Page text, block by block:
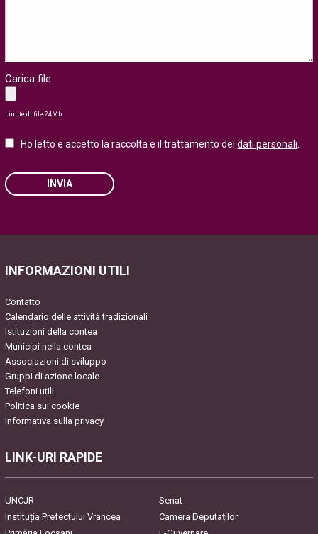
Carica file
Limite di file 24Mb
Ho letto e accetto la raccolta e il trattamento deidati personali.
INVIA
INFORMAZIONI UTILI
Contatto
Calendario delle attività tradizionali
Istituzioni della contea
Municipi nella contea
Associazioni di sviluppo
Gruppi di azione locale
Telefoni utili
Politica sui cookie
Informativa sulla privacy
LINK-URI RAPIDE
UNCJR
Senat
Instituția Prefectului Vrancea
Camera Deputaților